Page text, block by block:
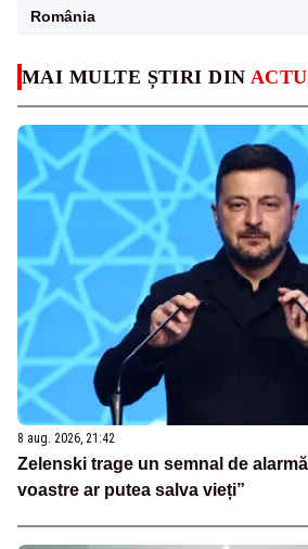
MAI MULTE ȘTIRI DIN
8 aug. 2026, 21:42
Zelenski trage un semnal de
voastre ar putea salva vieți”
România